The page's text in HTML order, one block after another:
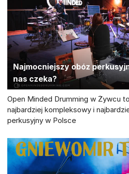
Najmocniejszy obóz
nas czeka?
Open Minded Drumming w Żywcu
najbardziej kompleksowy i
perkusyjny w Polsce